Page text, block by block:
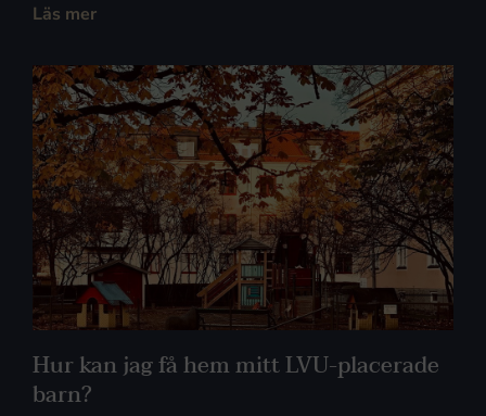
Läs mer
Hur kan jag få hem mitt LVU-placerade
barn?